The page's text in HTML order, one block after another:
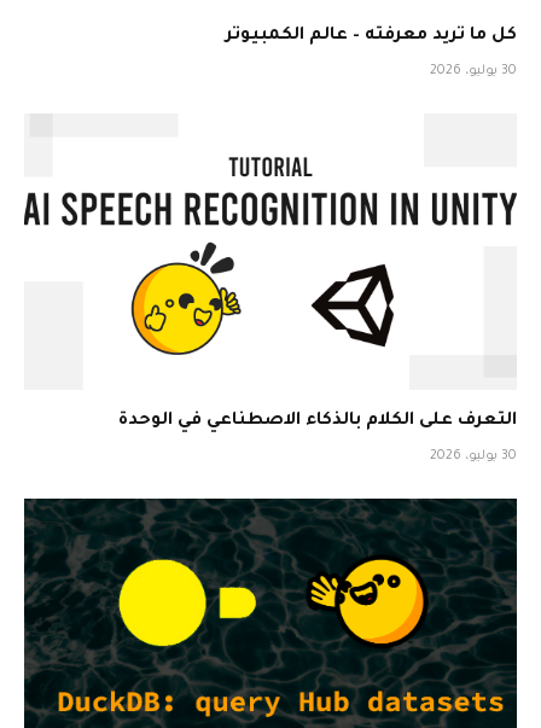
كل ما تريد معرفته – عالم الكمبيوتر
30 يوليو، 2026
التعرف على الكلام بالذكاء الاصطناعي في الوحدة
30 يوليو، 2026